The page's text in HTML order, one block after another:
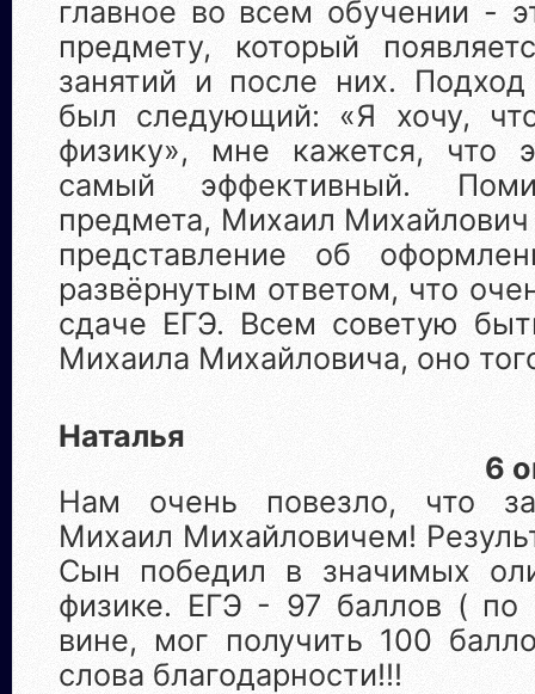
главное во всем обучении -
предмету, который
занятий и после них.
был следующий: «Я хочу,
физику», мне кажется, что
самый эффективный.
предмета, Михаил
представление об
развёрнутым ответом, что
сдаче ЕГЭ. Всем советую
Михаила Михайловича, оно
Наталья
6
Нам очень повезло, что
Михаил Михайловичем!
Сын победил в значимых
физике. ЕГЭ - 97 баллов ( по
вине, мог получить 100
слова благодарности!!!